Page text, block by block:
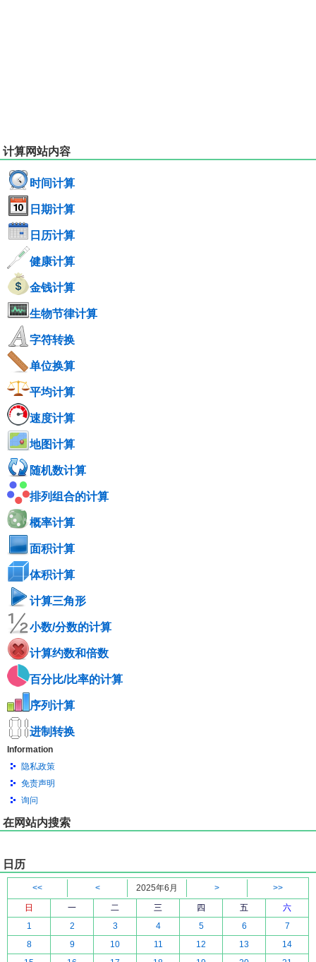
计算网站内容
时间计算
日期计算
日历计算
健康计算
金钱计算
生物节律计算
字符转换
单位换算
平均计算
速度计算
地图计算
随机数计算
排列组合的计算
概率计算
面积计算
体积计算
计算三角形
小数/分数的计算
计算约数和倍数
百分比/比率的计算
序列计算
进制转换
Information
隐私政策
免责声明
询问
在网站内搜索
日历
<< < 2025年6月 >
>>
日
一 二 三 四 五
六
1
2 3 4 5 6
7
8
9 10 11 12 13
14